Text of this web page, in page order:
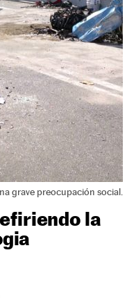
grave preocupación social.
la